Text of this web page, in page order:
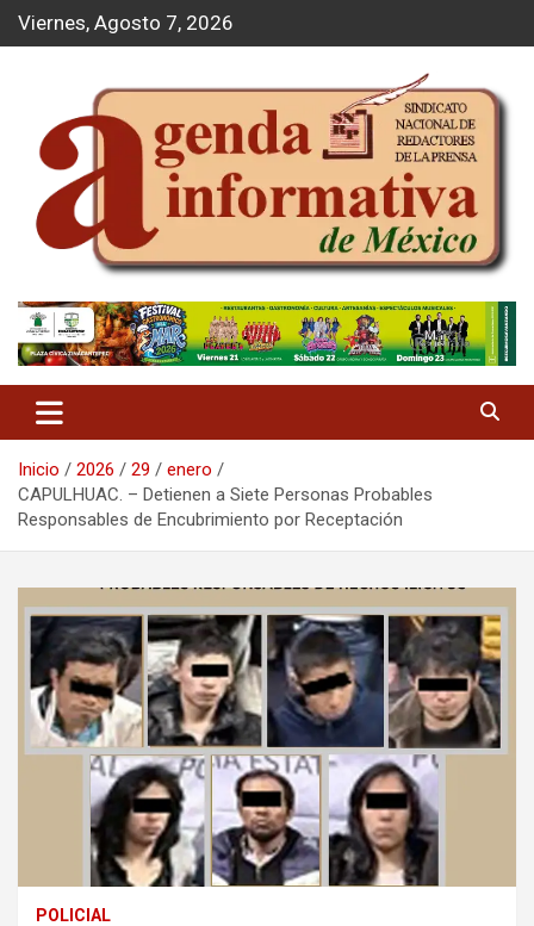
d
Viernes, Agosto 7, 2026
Agenda Informativa
Inicio 2026 29
enero
CAPULHUAC. – Detienen a Siete Personas Probables
Responsables de Encubrimiento por Receptación
POLICIAL